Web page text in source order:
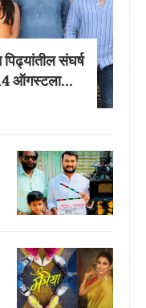
संघर्ष
ऑगस्टला...